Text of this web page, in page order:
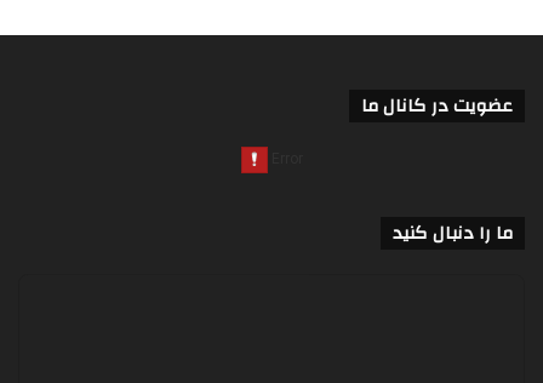
عضویت در کانال ما
ما را دنبال کنید